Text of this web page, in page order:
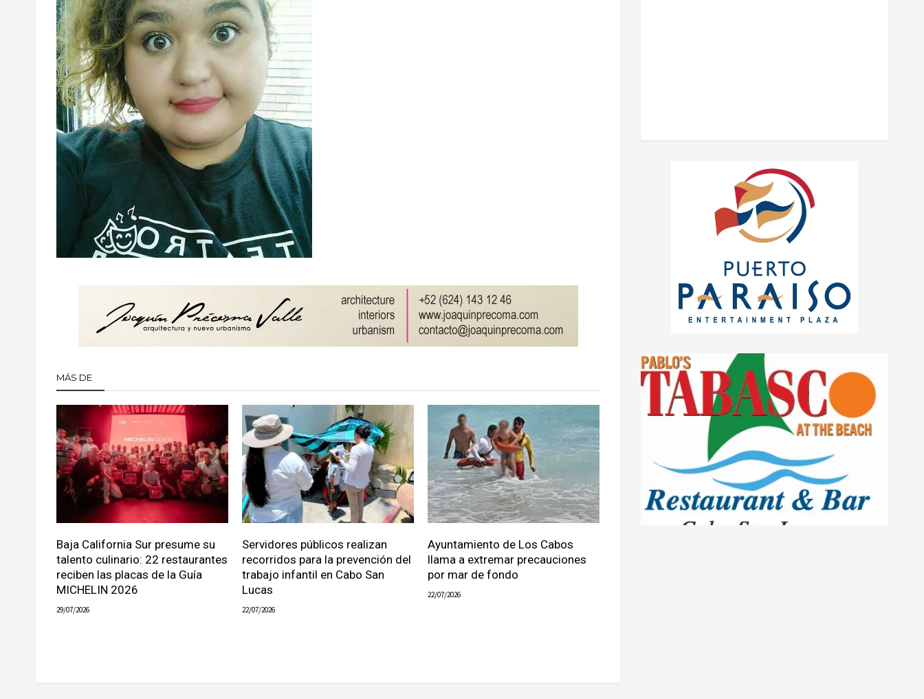
MÁS DE
Baja California Sur presume su
talento culinario: 22 restaurantes
reciben las placas de la Guía
MICHELIN 2026
29/07/2026
Servidores públicos realizan
recorridos para la prevención del
trabajo infantil en Cabo San
Lucas
22/07/2026
Ayuntamiento de Los Cabos
llama a extremar precauciones
por mar de fondo
22/07/2026